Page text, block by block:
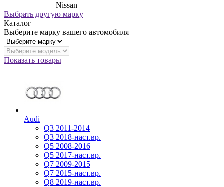
Nissan
Выбрать другую марку
Каталог
Выберите марку вашего автомобиля
Показать товары
Audi
Q3 2011-2014
Q3 2018-наст.вр.
Q5 2008-2016
Q5 2017-наст.вр.
Q7 2009-2015
Q7 2015-наст.вр.
Q8 2019-наст.вр.